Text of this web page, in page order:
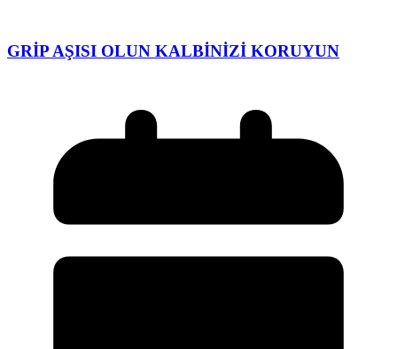
GRİP AŞISI OLUN KALBİNİZİ KORUYUN